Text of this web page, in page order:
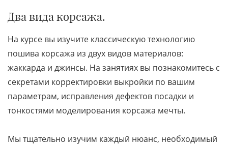
Два вида корсажа.
На курсе вы изучите классическую технологию
пошива корсажа из двух видов материалов:
жаккарда и джинсы. На занятиях вы познакомитесь с
секретами корректировки выкройки по вашим
параметрам, исправления дефектов посадки и
тонкостями моделирования корсажа мечты.
Мы тщательно изучим каждый нюанс, необходимый